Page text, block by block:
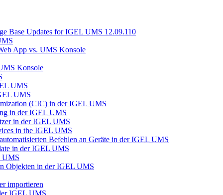
Base Updates for IGEL UMS 12.09.110
App vs. UMS Konsole
Konsole
UMS
UMS
(CIC) in der IGEL UMS
in der IGEL UMS
in der IGEL UMS
in the IGEL UMS
Befehlen an Geräte in der IGEL UMS
in der IGEL UMS
UMS
Objekten in der IGEL UMS
importieren
IGEL UMS